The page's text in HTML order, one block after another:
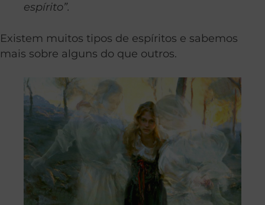
espírito”.
Existem muitos tipos de espíritos e sabemos
mais sobre alguns do que outros.